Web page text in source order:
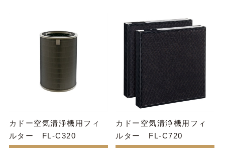
カドー空気清浄機用フィ
ルター FL-C320
カドー空気清浄機用フィ
ルター FL-C720